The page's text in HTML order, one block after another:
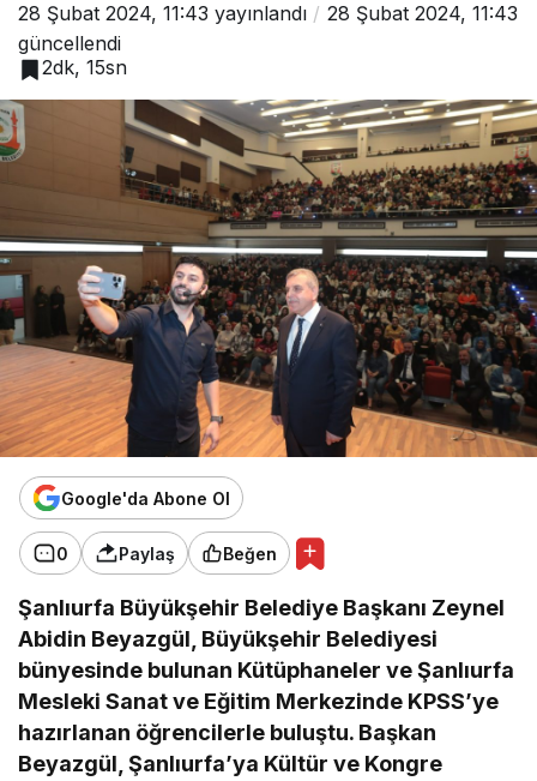
28 Şubat 2024, 11:43 yayınlandı
28 Şubat 2024, 11:43
güncellendi
2dk, 15sn
Google'da Abone Ol
0 Paylaş Beğen
Şanlıurfa Büyükşehir Belediye Başkanı Zeynel
Abidin Beyazgül, Büyükşehir Belediyesi
bünyesinde bulunan Kütüphaneler ve Şanlıurfa
Mesleki Sanat ve Eğitim Merkezinde KPSS’ye
hazırlanan öğrencilerle buluştu. Başkan
Beyazgül, Şanlıurfa’ya Kültür ve Kongre